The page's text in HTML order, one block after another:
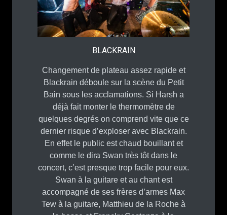
BLACKRAIN
Changement de plateau assez rapide et
Blackrain déboule sur la scène du Petit
Bain sous les acclamations. Si Harsh a
déjà fait monter le thermomètre de
quelques degrés on comprend vite que ce
dernier risque d’exploser avec Blackrain.
En effet le public est chaud bouillant et
comme le dira Swan très tôt dans le
concert, c’est presque trop facile pour eux.
Swan à la guitare et au chant est
accompagné de ses frères d’armes Max
Tew à la guitare, Matthieu de la Roche à